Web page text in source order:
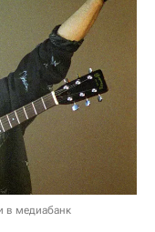
в медиабанк